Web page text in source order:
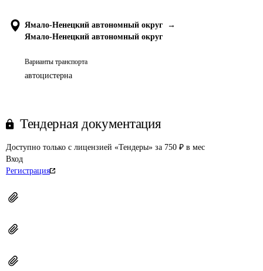
Ямало-Ненецкий автономный округ
→
Ямало-Ненецкий автономный округ
Варианты транспорта
автоцистерна
Тендерная документация
Доступно только с лицензией «Тендеры» за 750 ₽ в мес
Вход
Регистрация